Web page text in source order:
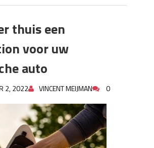
thuis een
voor uw
auto
2, 2022 VINCENT MEIJMAN 0